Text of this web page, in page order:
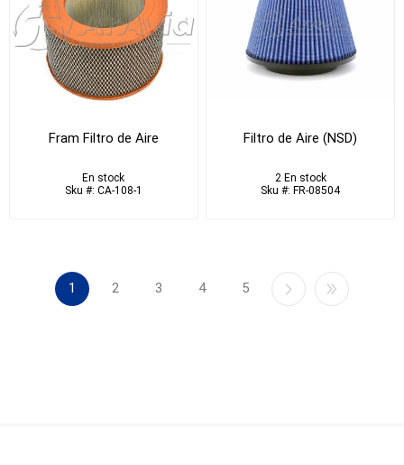
Fram Filtro de Aire
En stock
Sku #: CA-108-1
Filtro de Aire (NSD)
2 En stock
Sku #: FR-08504
1 2 3 4 5